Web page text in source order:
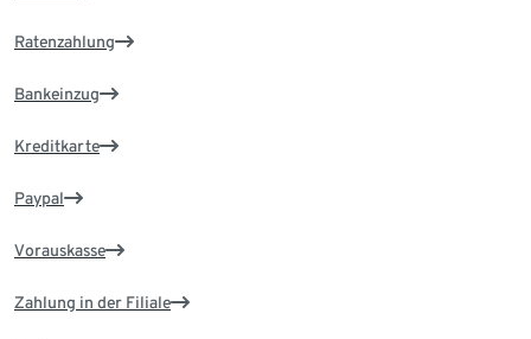
Ratenzahlung
Bankeinzug
Kreditkarte
Paypal
Vorauskasse
Zahlung in der Filiale